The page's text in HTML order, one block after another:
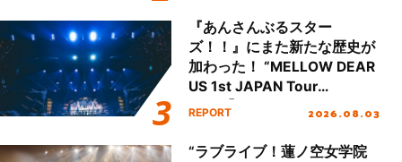
『あんさんぶるスター
ズ！！』にまた新たな歴史が
加わった！ “MELLOW DEAR
US 1st JAPAN Tour
Final「NICE to meet YOU
ート!!
REPORT 2026.08.03
“ラブライブ！蓮ノ空女学院